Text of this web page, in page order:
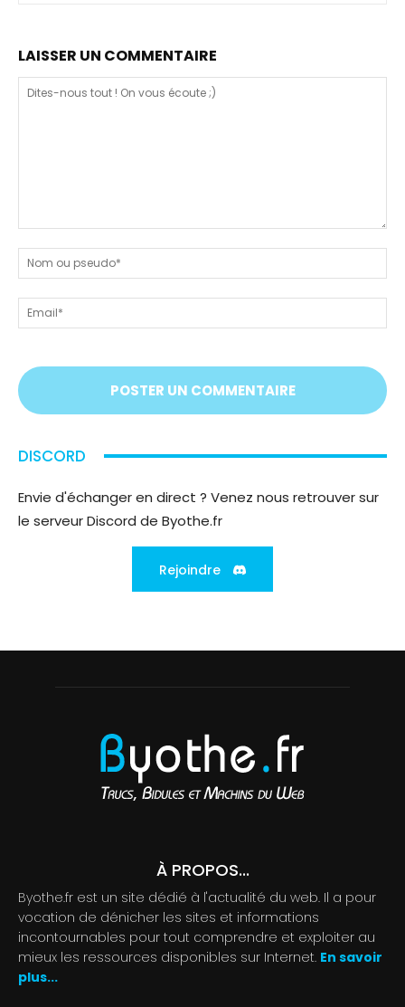
LAISSER UN COMMENTAIRE
nous
tout
!
On
vous
;)
ou
DISCORD
Envie d'échanger en direct ? Venez nous retrouver sur
le serveur Discord de Byothe.fr
Rejoindre
À PROPOS...
Byothe.fr est un site dédié à l'actualité du web. Il a pour
vocation de dénicher les sites et informations
incontournables pour tout comprendre et exploiter au
mieux les ressources disponibles sur Internet. En savoir
plus...